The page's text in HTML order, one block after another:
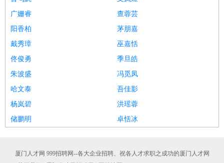
广姗睿
查蓉芸
阳香柏
茅朋嘉
戴秀璋
巫嘉恬
佟俊勇
季旦皓
朱波盛
冯觅凤
哈文泰
吾佳影
杨岚碧
洪瑶蓉
储鹏明
卓恬冰
厦门人才网 999招聘网--各大企业招聘、祝各人才求职之成功的厦门人才网